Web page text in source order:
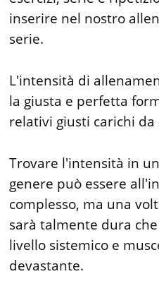
inserire nel nostro
serie.
L'intensità di
la giusta e perfetta
relativi giusti carichi da
Trovare l'intensità in
genere può essere
complesso, ma una
sarà talmente dura
livello sistemico e
devastante.